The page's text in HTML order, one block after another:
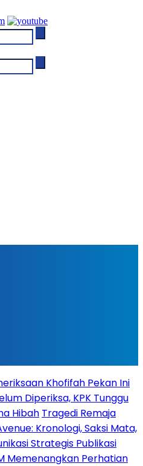
Khofifah Pekan Ini
Diperiksa, KPK Tunggu
Hibah Tragedi Remaja
Kronologi, Saksi Mata,
Strategis Publikasi
Memenangkan Perhatian